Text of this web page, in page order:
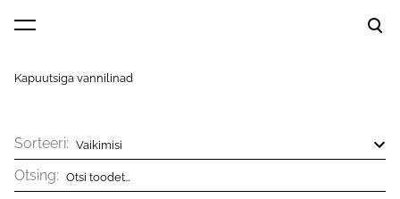
lisati ostukorvi.
Kapuutsiga vannilinad
Sorteeri:
Otsing: